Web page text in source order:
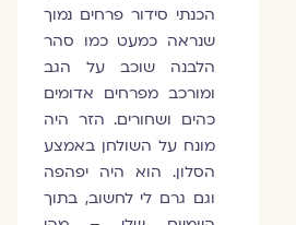
הכנתי סידור פרחים נמוך
שנראה כמעט כמו סהר
הלבנה שוכב על הגב
ומורכב מפרחים אדומים
כהים ושחורים. הזר היה
מונח על השולחן באמצע
הסלון. הוא היה יפהפה
וגם גרם לי לחשוב, בתוך